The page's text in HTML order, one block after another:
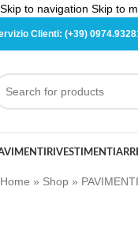
Skip to navigation Skip to
Clienti: (+39)
RIVESTIMENTI
Home » Shop » PAVIMENTI